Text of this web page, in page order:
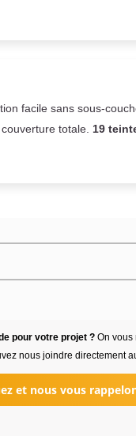
facile sans sous-
totale. 19
pour votre projet ?On vous
nous joindre directement
et nous vous